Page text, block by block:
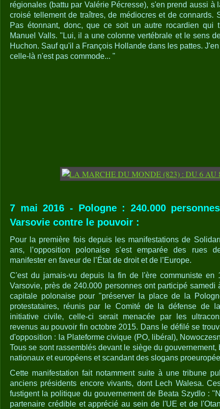
régionales (battu par Valérie Pécresse), s'en prend aussi à
croisé tellement de traîtres, de médiocres et de connards.
Pas étonnant, donc, que ce soit un autre rocardien qui
Manuel Valls. "Lui, il a une colonne vertébrale et le sens
Huchon. Sauf qu'il a François Hollande dans les pattes.
celle-là n'est pas commode... "
7 mai 2016 - Pologne : 240.000
Varsovie contre le pouvoir :
Pour la première fois depuis les manifestations de
ans, l’opposition polonaise s’est emparée des rues
manifester en faveur de l’État de droit et de l’Europe.
C'est du jamais-vu depuis la fin de l'ère communiste en
Varsovie, près de 240.000 personnes ont participé samedi
capitale polonaise pour "préserver la place de la
protestataires, réunis par le Comité de la défense de
initiative civile, celle-ci serait menacée par les
revenus au pouvoir fin octobre 2015. Dans le défilé se
d'opposition : la Plateforme civique (PO, libéral),
Tous se sont rassemblés devant le siège du
nationaux et européens et scandant des slogans
Cette manifestation fait notamment suite à une tribune
anciens présidents encore vivants, dont Lech Walesa.
fustigent la politique du gouvernement de Beata Szydlo :
partenaire crédible et apprécié au sein de l'UE et de